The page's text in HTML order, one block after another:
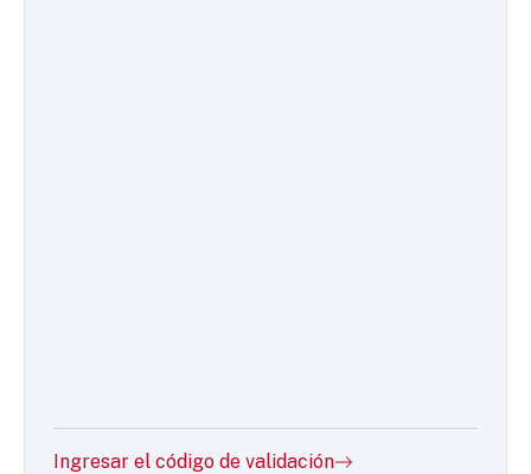
Ingresar el código de validación